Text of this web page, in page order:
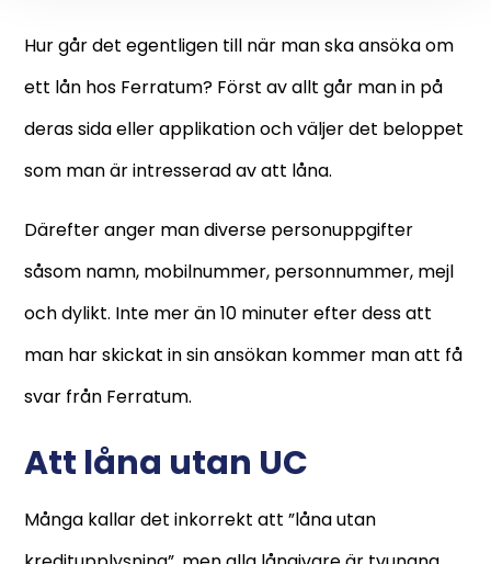
Hur går det egentligen till när man ska ansöka om
ett lån hos Ferratum? Först av allt går man in på
deras sida eller applikation och väljer det beloppet
som man är intresserad av att låna.
Därefter anger man diverse personuppgifter
såsom namn, mobilnummer, personnummer, mejl
och dylikt. Inte mer än 10 minuter efter dess att
man har skickat in sin ansökan kommer man att få
svar från Ferratum.
Att låna utan UC
Många kallar det inkorrekt att ”låna utan